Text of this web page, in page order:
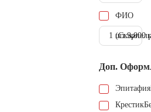
ФИО
1 шт.9.000
Доп.
Эпитафия
Крестик